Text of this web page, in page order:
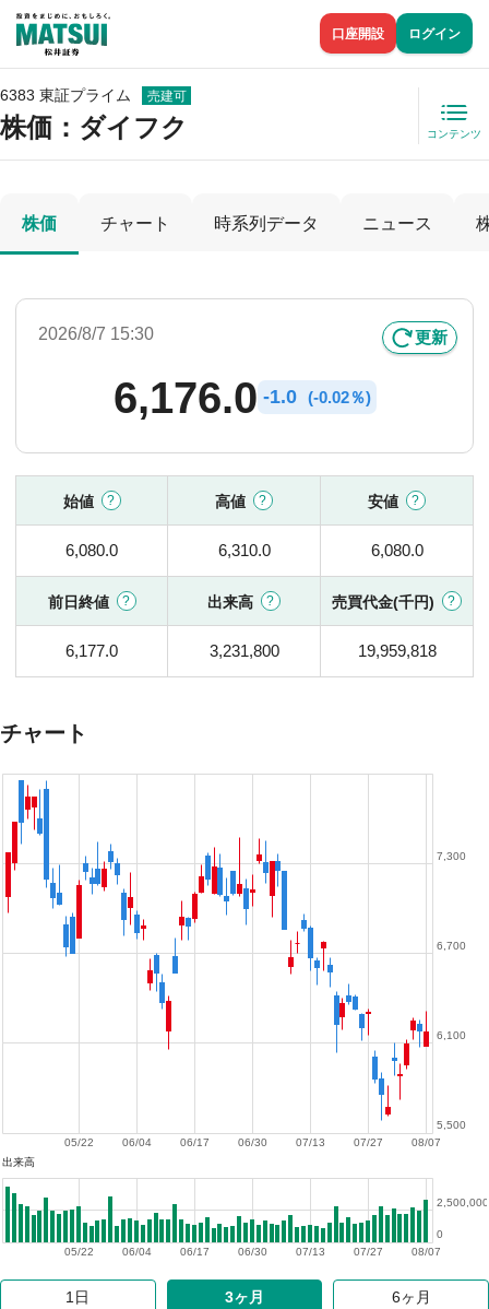
口座開設 ログイン
6383 東証プライム 売建可
株価 ：ダイフク コンテンツ
株価 チャート 時系列データ ニュース
2026/8/7 15:30 更新
6,176.0 -1.0 (-0.02％)
始値 高値 安値
6,080.0 6,310.0 6,080.0
前日終値 出来高 売買代金(千円)
6,177.0 3,231,800 19,959,818
チャート
08/07
07/27
07/13
06/30
06/17
06/04
05/22
5,500
6,100
6,700
7,300
出来高
08/07
07/27
07/13
06/30
06/17
06/04
05/22
0
2,500,000
1日 3ヶ月 6ヶ月